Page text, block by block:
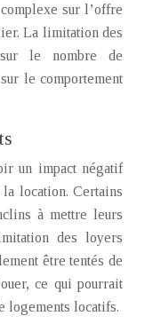
sur l’offre
La limitation des
le nombre de
le comportement
un impact négatif
location. Certains
à mettre leurs
des loyers
être tentés de
ce qui pourrait
logements locatifs.